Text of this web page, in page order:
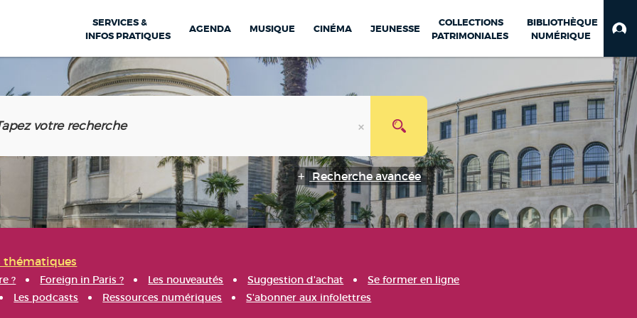
SERVICES &
INFOS PRATIQUES
AGENDA MUSIQUE CINÉMA JEUNESSE
COLLECTIONS
PATRIMONIALES
BIBLIOTHÈQUE
NUMÉRIQUE
Recherche avancée
thématiques
? Foreign in Paris ? Les nouveautés Suggestion d'achat
Se former en ligne
Les podcasts Ressources numériques S'abonner aux infolettres